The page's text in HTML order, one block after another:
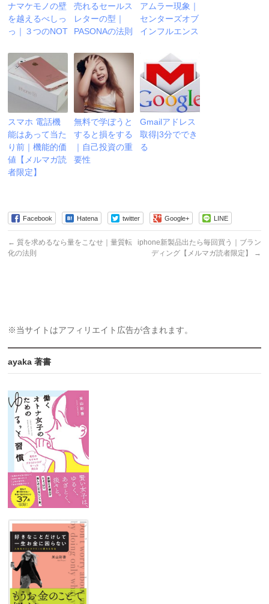
ナマケモノの壁
を越えるべしっ
っ｜３つのNOT
売れるセールス
レターの型｜
PASONAの法則
アムラー現象｜
センターズオブ
インフルエンス
スマホ 電話機
能はあって当た
り前｜機能的価
値【メルマガ読
者限定】
無料で学ぼうと
すると損をする
｜自己投資の重
要性
Gmailアドレス
取得|3分ででき
る
Facebook Hatena twitter Google+ LINE
← 質を求めるなら量をこなせ｜量質転
化の法則
iphone新製品出たら毎回買う｜ブラン
ディング【メルマガ読者限定】
→
※当サイトはアフィリエイト広告が含まれます。
ayaka 著書